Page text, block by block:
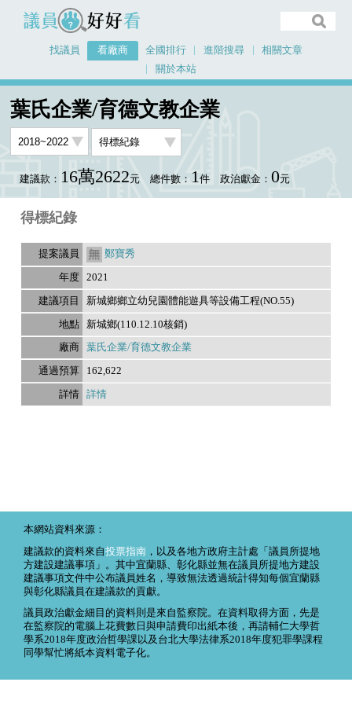
議員好好看
找議員 看廠商 全國排行 進階搜尋
相關文章
關於本站
葉氏企業/育德文教企業
葉氏企業/育德文教企業
建議款： 16萬2622元 總件數： 1件 政治獻金： 0元
得標紀錄
鄭寶秀
2021
新城鄉鄉立幼兒園體能遊具等設備工程(NO.55)
新城鄉(110.12.10核銷)
葉氏企業/育德文教企業
162,622
詳情
本網站資料來源：
建議款的資料來自投票指南 ，以及各地方政府主計處「議員所提地
方建設建議事項」。其中宜蘭縣、彰化縣並無在議員所提地方建設
建議事項文件中公布議員姓名，導致無法透過統計得知每個宜蘭縣
與彰化縣議員在建議款的貢獻。
議員政治獻金細目的資料則是來自監察院。在資料取得方面，先是
在監察院的電腦上花費數日與申請費印出紙本後，再請輔仁大學哲
學系2018年度政治哲學課以及台北大學法律系2018年度犯罪學課程
同學幫忙將紙本資料電子化。